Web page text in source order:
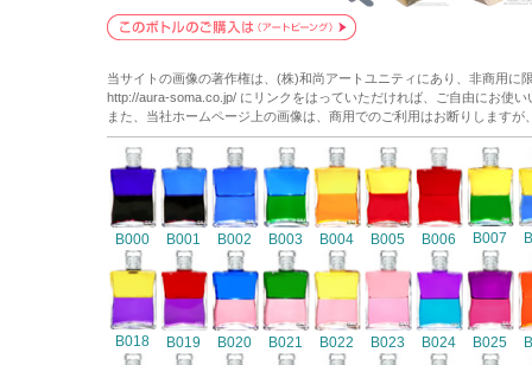
当サイトの画像の著作権は、(株)和尚アートユニティにあり、非商用
http://aura-soma.co.jp/ にリンクをはっていただければ、ご自由にお使い
また、当社ホームページ上の画像は、商用でのご利用はお断りします
B000 B001 B002 B003 B004 B005 B006 B007
B018 B019 B020 B021 B022 B023 B024 B025